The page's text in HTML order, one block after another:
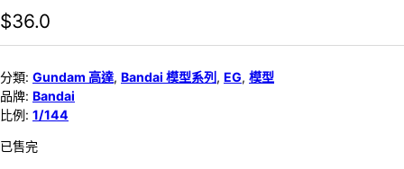
$36.0
分類: Gundam 高達, Bandai 模型系列 , EG, 模型
品牌: Bandai
比例: 1/144
已售完